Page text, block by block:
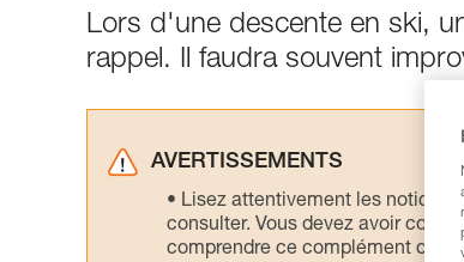
Lors d'une descente en ski,
rappel. Il faudra souvent
AVERTISSEMENTS
Lisez attentivement les notices
consulter. Vous devez avoir
comprendre ce complément